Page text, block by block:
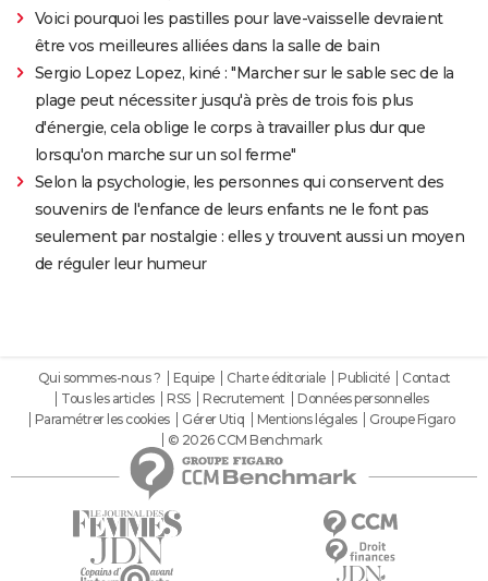
Voici pourquoi les pastilles pour lave-vaisselle devraient
être vos meilleures alliées dans la salle de bain
Sergio Lopez Lopez, kiné : "Marcher sur le sable sec de la
plage peut nécessiter jusqu'à près de trois fois plus
d'énergie, cela oblige le corps à travailler plus dur que
lorsqu'on marche sur un sol ferme"
Selon la psychologie, les personnes qui conservent des
souvenirs de l'enfance de leurs enfants ne le font pas
seulement par nostalgie : elles y trouvent aussi un moyen
de réguler leur humeur
Qui sommes-nous ? Equipe Charte éditoriale Publicité
Contact
Tous les articles
RSS Recrutement
Données personnelles
Paramétrer les cookies
Gérer Utiq Mentions légales
Groupe Figaro
© 2026 CCM Benchmark